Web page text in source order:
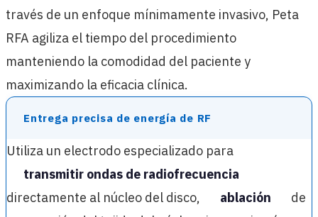
través de un enfoque mínimamente invasivo, Peta
RFA agiliza el tiempo del procedimiento
manteniendo la comodidad del paciente y
maximizando la eficacia clínica.
Entrega precisa de energía de RF
Utiliza un electrodo especializado para
transmitir ondas de radiofrecuencia
directamente al núcleo del disco,
ablación
de